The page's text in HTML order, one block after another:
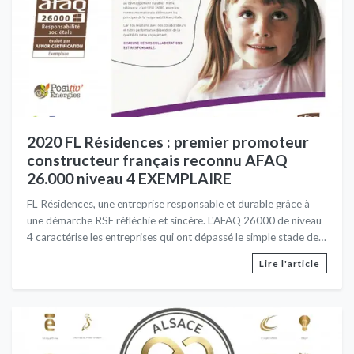
faibles et le maintien des acquis de l’entreprise seront à travailler
sur le long terme. L’équipe est enthousiaste pour relever les
futurs défis...
2020 FL Résidences : premier promoteur
constructeur français reconnu AFAQ
26.000 niveau 4 EXEMPLAIRE
FL Résidences, une entreprise responsable et durable grâce à
une démarche RSE réfléchie et sincère. L'AFAQ 26000 de niveau
4 caractérise les entreprises qui ont dépassé le simple stade de
l’engagement dans une démarche RSE et démontre une
intégration généralisée de la RSE dans les pratiques et les
préoccupations, conçoit de nouveaux produits ou services,
cherche à améliorer le modèle entrepreneurial et prend le risque
Lire l'article